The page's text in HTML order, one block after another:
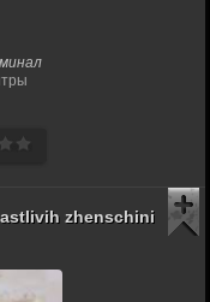
zhenschini